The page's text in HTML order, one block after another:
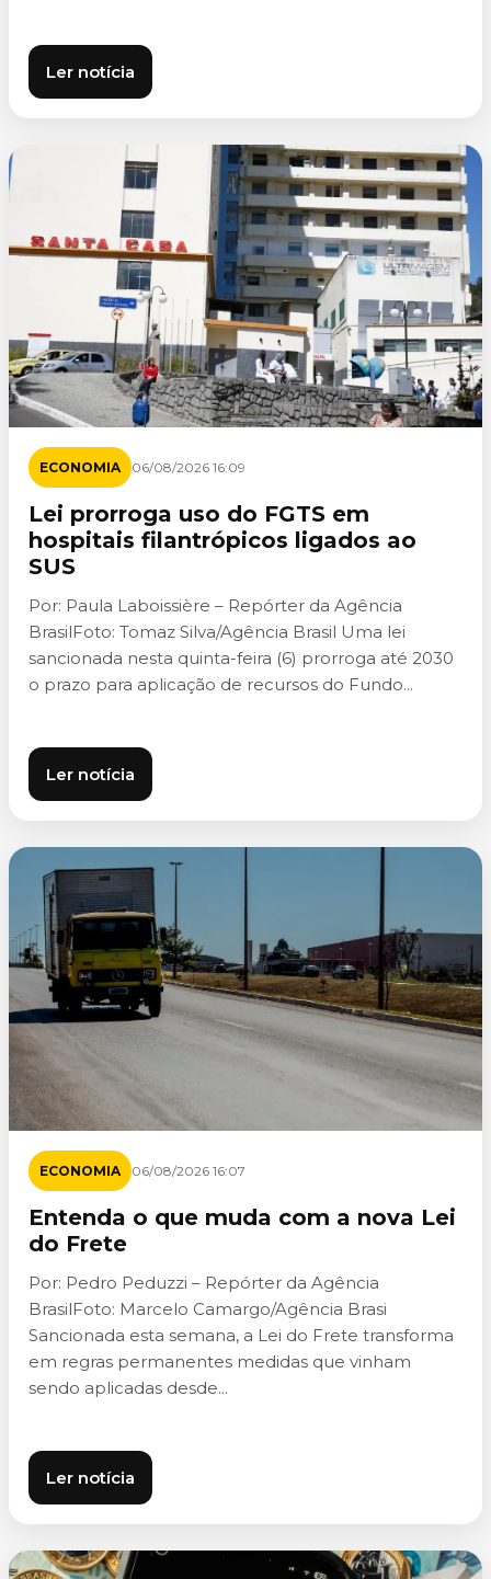
Ler notícia
ECONOMIA 06/08/2026 16:09
Lei prorroga uso do FGTS em
hospitais filantrópicos ligados ao
SUS
Por: Paula Laboissière – Repórter da Agência
BrasilFoto: Tomaz Silva/Agência Brasil Uma lei
sancionada nesta quinta-feira (6) prorroga até 2030
o prazo para aplicação de recursos do Fundo...
Ler notícia
ECONOMIA 06/08/2026 16:07
Entenda o que muda com a nova Lei
do Frete
Por: Pedro Peduzzi – Repórter da Agência
BrasilFoto: Marcelo Camargo/Agência Brasi
Sancionada esta semana, a Lei do Frete transforma
em regras permanentes medidas que vinham
sendo aplicadas desde...
Ler notícia